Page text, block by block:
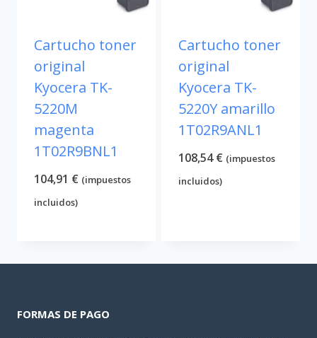
Cartucho toner
original
Kyocera TK-
5220M
magenta
1T02R9BNL1
104,91 € (impuestos
incluidos)
Cartucho toner
original
Kyocera TK-
5220Y amarillo
1T02R9ANL1
108,54€ (impuestos
incluidos)
FORMAS DE PAGO